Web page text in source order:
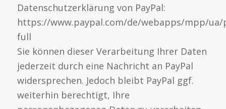
Datenschutzerklärung von PayPal:
https://www.paypal.com/de/webapps/mpp/ua/
full
Sie können dieser Verarbeitung Ihrer Daten
jederzeit durch eine Nachricht an PayPal
widersprechen. Jedoch bleibt PayPal ggf.
weiterhin berechtigt, Ihre